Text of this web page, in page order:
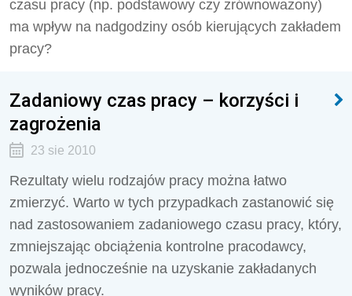
czasu pracy (np. podstawowy czy zrównoważony)
ma wpływ na nadgodziny osób kierujących zakładem
pracy?
Zadaniowy czas pracy – korzyści i
zagrożenia
23 sie 2010
Rezultaty wielu rodzajów pracy można łatwo
zmierzyć. Warto w tych przypadkach zastanowić się
nad zastosowaniem zadaniowego czasu pracy, który,
zmniejszając obciążenia kontrolne pracodawcy,
pozwala jednocześnie na uzyskanie zakładanych
wyników pracy.